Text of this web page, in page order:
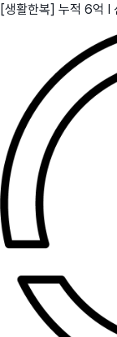
[생활한복] 누적 6억 I